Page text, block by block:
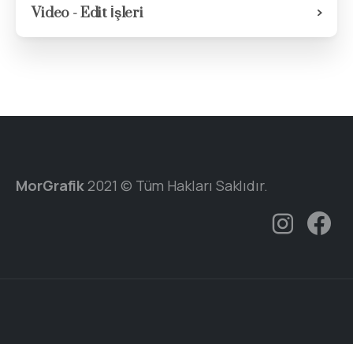
Video - Edit İşleri
MorGrafik 2021 © Tüm Hakları Saklıdır.